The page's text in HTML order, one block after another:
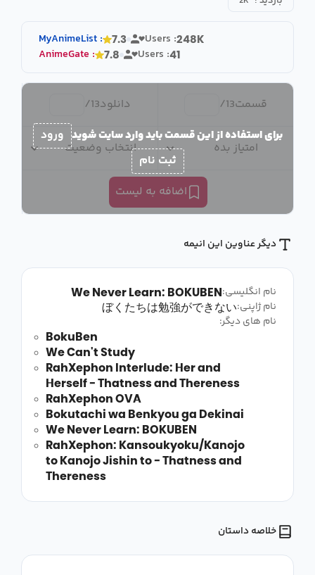
MyAnimeList : 7.3 Users :248K
AnimeGate : 7.8 Users :41
قسمت13
/ دانلود13
/
امتیاز بده انتخاب وضعیت
اضافه به لیست
برای استفاده از این قسمت باید وارد سایت شوید ورود
ثبت نام
دیگر عناوین این انیمه
نام انگلیسی:We Never Learn: BOKUBEN
نام ژاپنی:ぼくたちは勉強ができない
نام های دیگر:
BokuBen
We Can't Study
RahXephon Interlude: Her and
Herself - Thatness and Thereness
RahXephon OVA
Bokutachi wa Benkyou ga Dekinai
We Never Learn: BOKUBEN
RahXephon: Kansoukyoku/Kanojo
to Kanojo Jishin to - Thatness and
Thereness
خلاصه داستان